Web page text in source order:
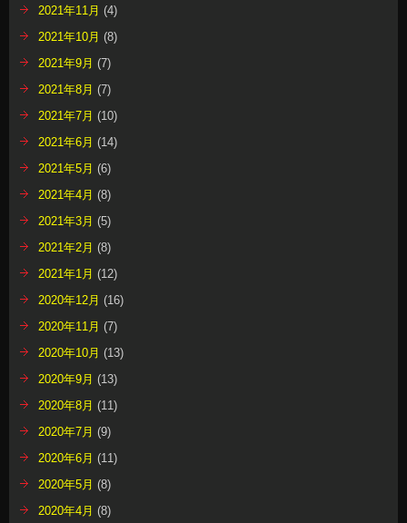
2021年11月 (4)
2021年10月 (8)
2021年9月 (7)
2021年8月 (7)
2021年7月 (10)
2021年6月 (14)
2021年5月 (6)
2021年4月 (8)
2021年3月 (5)
2021年2月 (8)
2021年1月 (12)
2020年12月 (16)
2020年11月 (7)
2020年10月 (13)
2020年9月 (13)
2020年8月 (11)
2020年7月 (9)
2020年6月 (11)
2020年5月 (8)
2020年4月 (8)